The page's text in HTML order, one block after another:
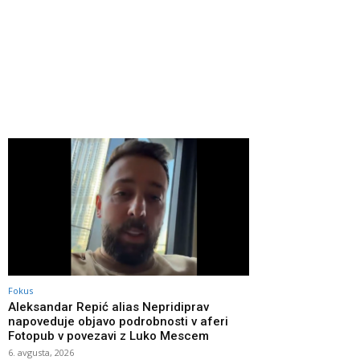
Fokus
Aleksandar Repić alias Nepridiprav
napoveduje objavo podrobnosti v aferi
Fotopub v povezavi z Luko Mescem
6. avgusta, 2026